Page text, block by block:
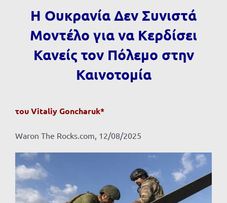
Η Ουκρανία Δεν Συνιστά
Μοντέλο για να Κερδίσει
Κανείς τον Πόλεμο στην
Καινοτομία
τουVitaliy Goncharuk*
Waron The Rocks.com, 12/08/2025